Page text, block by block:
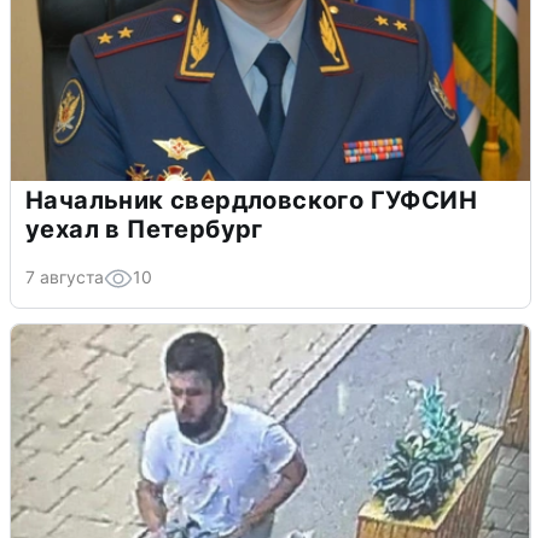
Начальник свердловского ГУФСИН
уехал в Петербург
7 августа 10